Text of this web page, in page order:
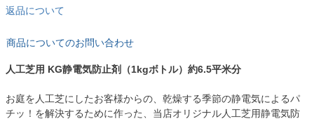
返品について
商品についてのお問い合わせ
人工芝用 KG静電気防止剤（1kgボトル）約6.5平米分
お庭を人工芝にしたお客様からの、乾燥する季節の静電気によるパ
チッ！を解決するために作った、当店オリジナル人工芝用静電気防